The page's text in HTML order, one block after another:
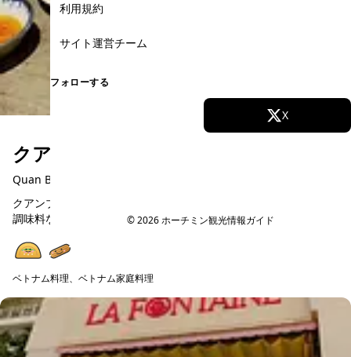
利用規約
サイト運営チーム
フォローする
X
© 2026 ホーチミン観光情報ガイド
クアン・ブイ・ガーデン
Quan Bui Garden
クアンブイガーデンは、ベトナム家庭料理のお店。調味料に化学
調味料などを使わず、安心で美味しいベトナム料理が楽しめま
方にも美味しく楽しめる...
ベトナム料理、ベトナム家庭料理